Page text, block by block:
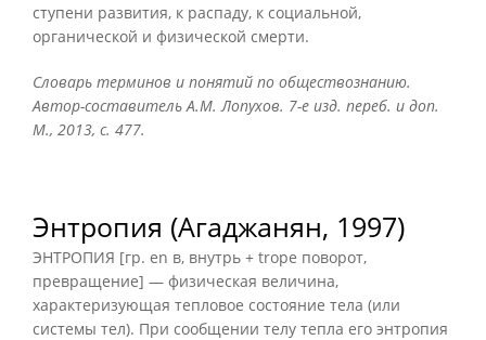
ступени развития, к распаду, к социальной,
органической и физической смерти.
Словарь терминов и понятий по обществознанию.
Автор-составитель А.М. Лопухов. 7-е изд. переб. и доп.
М., 2013, с. 477.
Энтропия (Агаджанян, 1997)
ЭНТРОПИЯ [гр. en в, внутрь + trope поворот,
превращение] — физическая величина,
характеризующая тепловое состояние тела (или
системы тел). При сообщении телу тепла его энтропия